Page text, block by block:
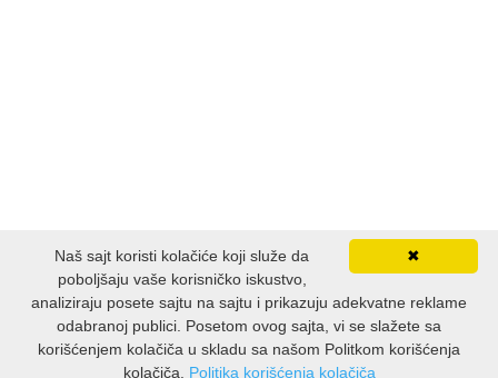
✖
Naš sajt koristi kolačiće koji služe da
poboljšaju vaše korisničko iskustvo,
analiziraju posete sajtu na sajtu i prikazuju adekvatne reklame
odabranoj publici. Posetom ovog sajta, vi se slažete sa
korišćenjem kolačiča u skladu sa našom Politkom korišćenja
kolačiča. Politika korišćenja kolačiča